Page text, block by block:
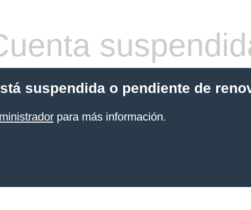
suspendida o pendiente de
para más información.